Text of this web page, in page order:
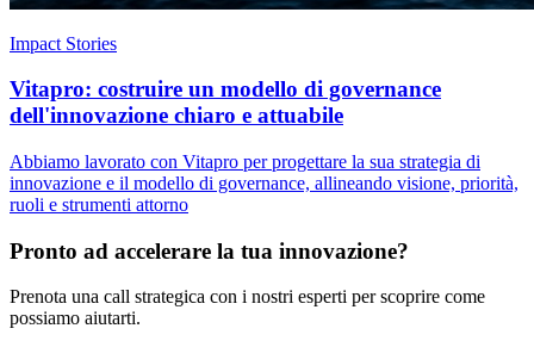
Impact Stories
Vitapro: costruire un modello di governance
dell'innovazione chiaro e attuabile
Abbiamo lavorato con Vitapro per progettare la sua strategia di
innovazione e il modello di governance, allineando visione, priorità,
ruoli e strumenti attorno
Pronto ad accelerare la tua innovazione?
Prenota una call strategica con i nostri esperti per scoprire come
possiamo aiutarti.